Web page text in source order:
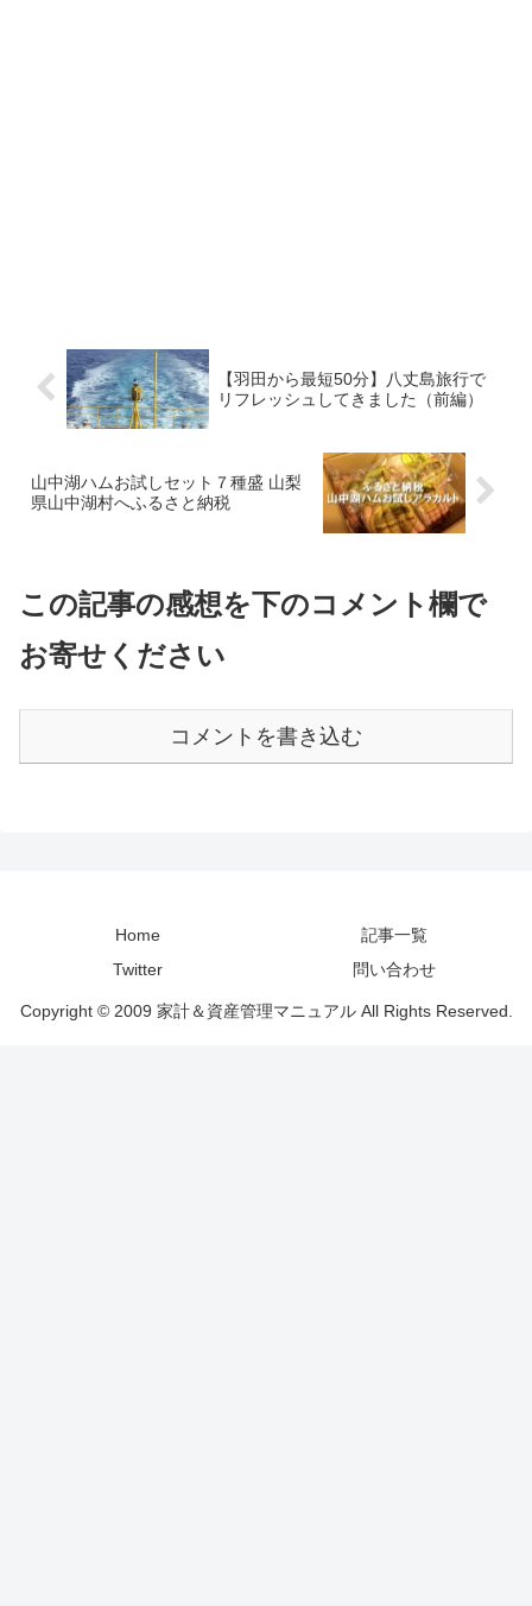
【羽田から最短50分】八丈島旅行で
リフレッシュしてきました（前編）
山中湖ハムお試しセット７種盛 山梨
県山中湖村へふるさと納税
この記事の感想を下のコメント欄で
お寄せください
コメントを書き込む
Home
記事一覧
Twitter
問い合わせ
Copyright © 2009 家計＆資産管理マニュアル All Rights Reserved.